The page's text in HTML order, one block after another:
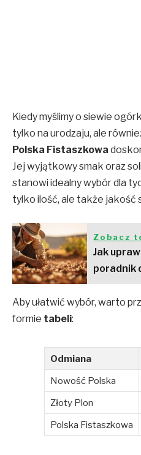
Kiedy myślimy o siewie
tylko na urodzaju, ale
Polska Fistaszkowa
Jej wyjątkowy smak oraz
stanowi idealny wybór dla
tylko ilość, ale także jakość
Zobacz
Jak
poradnik
Aby ułatwić wybór, warto
formie tabeli:
Odmiana
Nowość Polska
Złoty Plon
Polska Fistaszkowa